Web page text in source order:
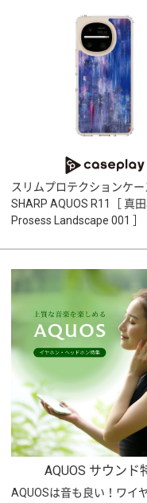
スリムプロテクションケ
SHARP AQUOS R11［ 真
Prosess Landscape 001 ］
AQUOS サウンド
AQUOSは音も良い！ワイ